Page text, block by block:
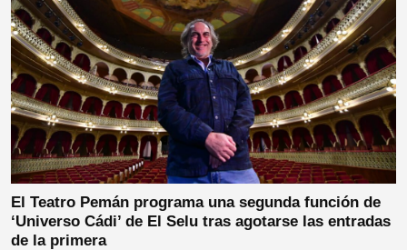
El Teatro Pemán programa una segunda función de
‘Universo Cádi’ de El Selu tras agotarse las entradas
de la primera